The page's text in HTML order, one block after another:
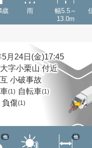
歳 雨
幅5.5～
13.0m
5月24日(金)17:45
字小栗山 付近
小破事故
(1) 自転車(1)
負傷(1)
他 他